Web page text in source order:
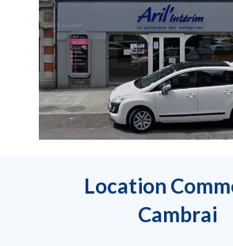
Location
Cambrai